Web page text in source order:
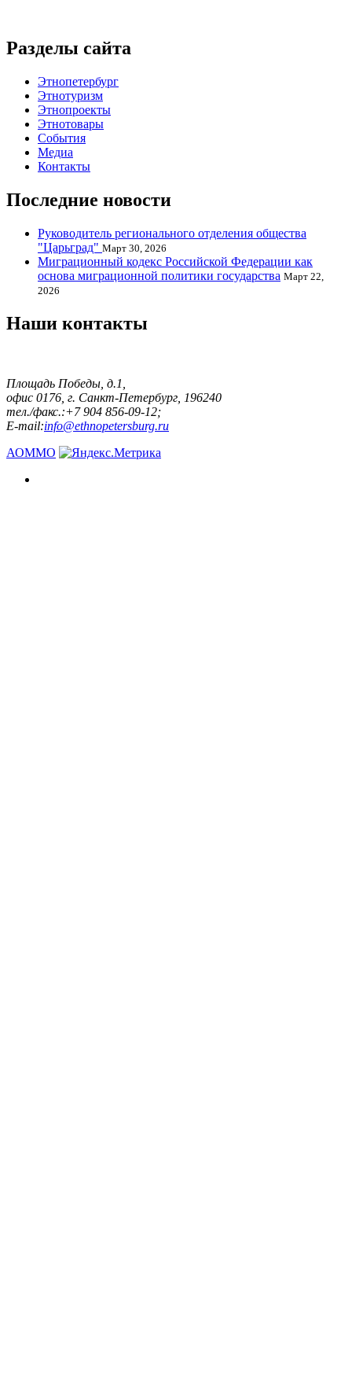
Разделы сайта
Этнопетербург
Этнотуризм
Этнопроекты
Этнотовары
События
Медиа
Контакты
Последние новости
Руководитель регионального отделения общества
"Царьград" Март 30, 2026
Миграционный кодекс Российской Федерации как
основа миграционной политики государства Март 22,
2026
Наши контакты
Площадь Победы, д.1,
офис 0176, г. Санкт-Петербург, 196240
тел./факс.:+7 904 856-09-12;
E-mail:info@ethnopetersburg.ru
АОММО